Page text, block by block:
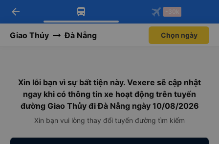
Tải app Vexere ngay!
Nhận ưu đãi thành viên độc
Mở app
Tải app Vexere
-30k/ghế khi đặt vé máy bay qua
Mở app
arrow_back -30k
Giao Thủy Đà Nẵng Chọn ngày
Xin lỗi bạn vì sự bất tiện này. Vexere sẽ cập nhật
ngay khi có thông tin xe hoạt động trên tuyến
đường Giao Thủy đi Đà Nẵng ngày 10/08/2026
Xin bạn vui lòng thay đổi tuyến đường tìm kiếm